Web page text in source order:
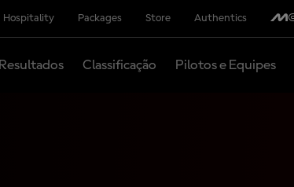
Hospitality Packages Store Authentics
Resultados Classificação Pilotos e Equipes